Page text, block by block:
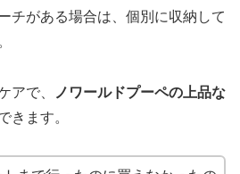
チがある場合は、個別に収納して
アで、
ノワールドプーペの上品な
きます。